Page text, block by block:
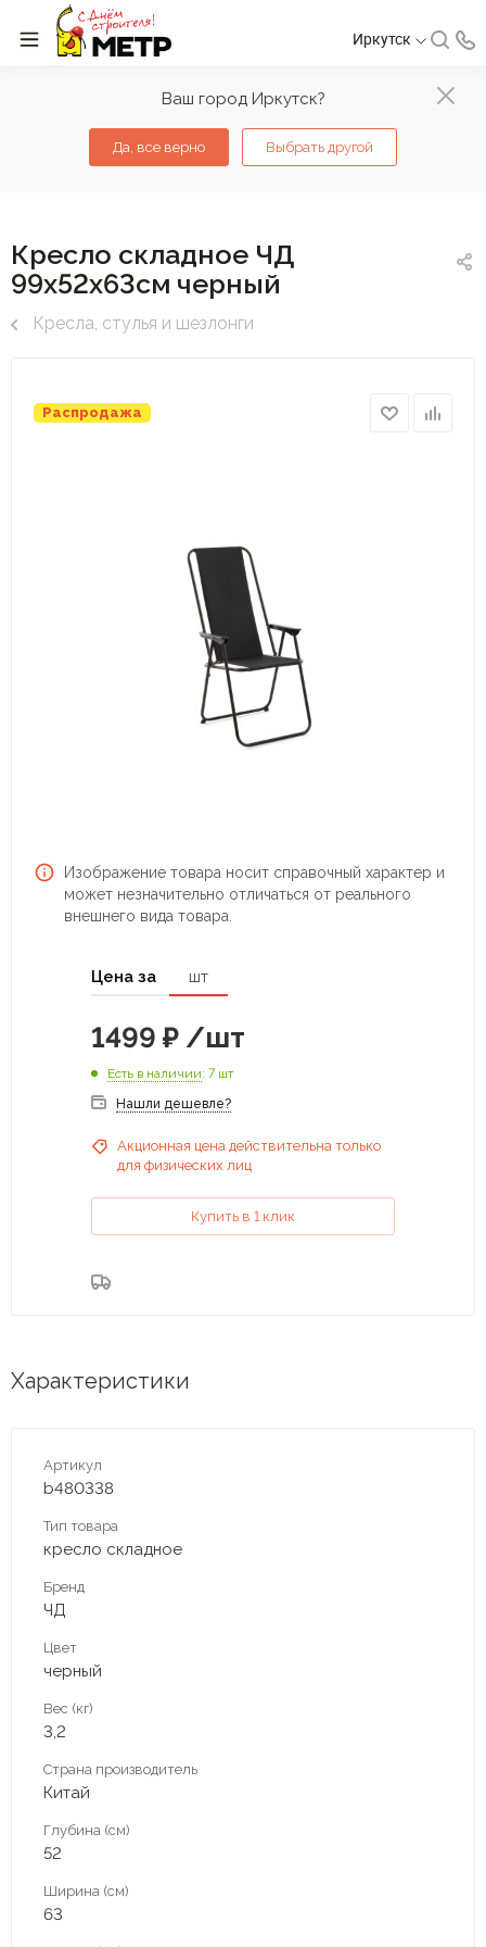
Ваш город Иркутск?
Да, все верно Выбрать другой
Иркутск
Кресло складное ЧД
99х52х63см черный
Кресла, стулья и шезлонги
Распродажа
Изображение товара носит справочный характер и
может незначительно отличаться от реального
внешнего вида товара.
Цена за шт
1499 ₽ /шт
Есть в наличии: 7 шт
Нашли дешевле?
Акционная цена действительна только
для физических лиц
Купить в 1 клик
Характеристики
Артикул
b480338
Тип товара
кресло складное
Бренд
ЧД
Цвет
черный
Вес (кг)
3,2
Страна производитель
Китай
Глубина (см)
52
Ширина (см)
63